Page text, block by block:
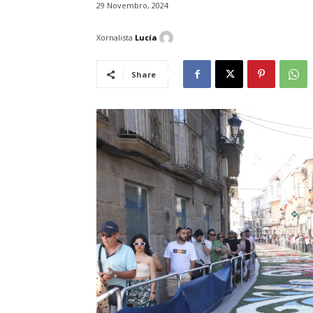
29 Novembro, 2024
Xornalista Lucía
Share